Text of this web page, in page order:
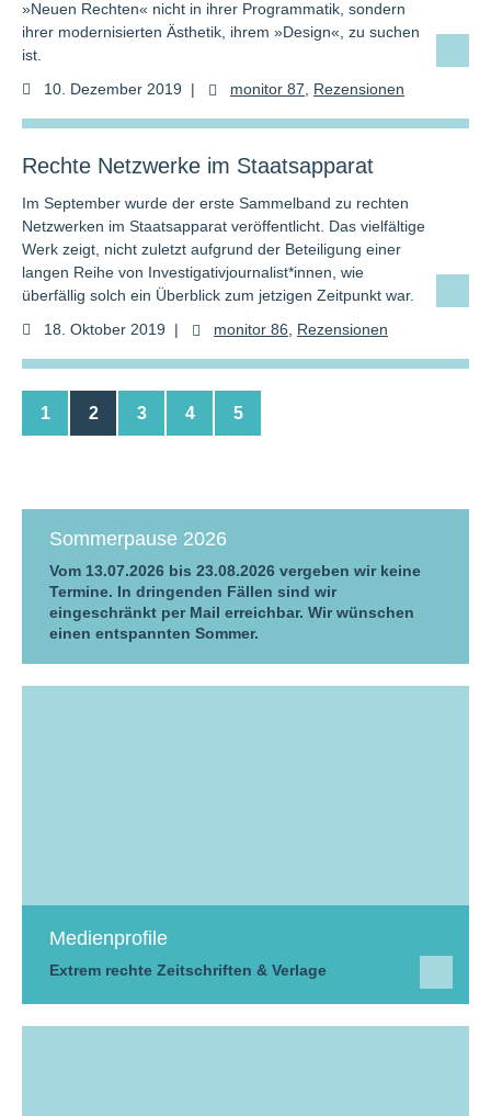
»Neuen Rechten« nicht in ihrer Programmatik, sondern
ihrer modernisierten Ästhetik, ihrem »Design«, zu suchen
ist.
10. Dezember 2019 | monitor 87 Rezensionen
Rechte Netzwerke im Staatsapparat
Im September wurde der erste Sammelband zu rechten
Netzwerken im Staatsapparat veröffentlicht. Das vielfältige
Werk zeigt, nicht zuletzt aufgrund der Beteiligung einer
langen Reihe von Investigativjournalist*innen, wie
überfällig solch ein Überblick zum jetzigen Zeitpunkt war.
18. Oktober 2019 | monitor 86 Rezensionen
1 2 3 4 5
Sommerpause 2026
Vom 13.07.2026 bis 23.08.2026 vergeben wir keine
Termine. In dringenden Fällen sind wir
eingeschränkt per Mail erreichbar. Wir wünschen
einen entspannten Sommer.
Medienprofile
Extrem rechte Zeitschriften & Verlage